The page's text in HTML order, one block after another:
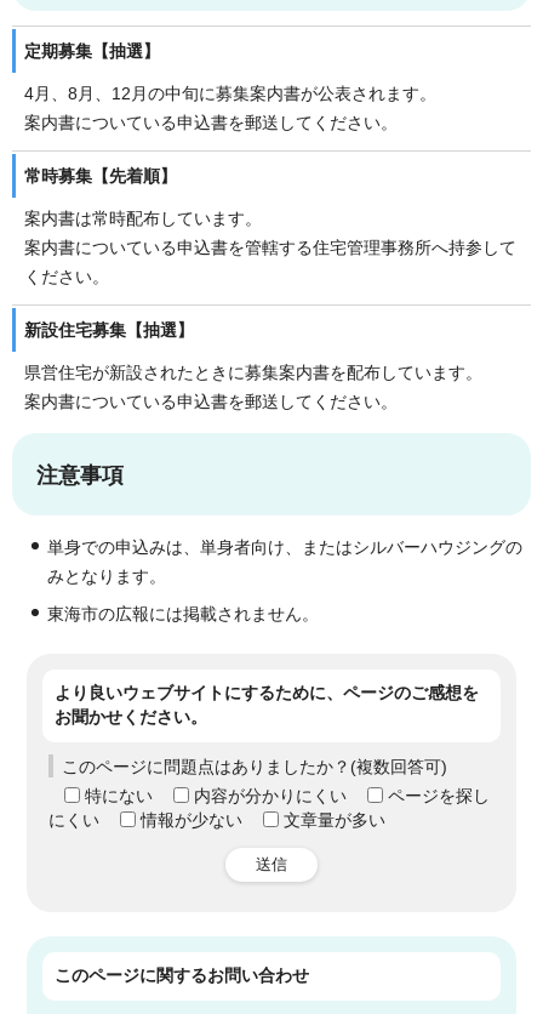
定期募集【抽選】
4月、8月、12月の中旬に募集案内書が公表されます。
案内書についている申込書を郵送してください。
常時募集【先着順】
案内書は常時配布しています。
案内書についている申込書を管轄する住宅管理事務所へ持参して
ください。
新設住宅募集【抽選】
県営住宅が新設されたときに募集案内書を配布しています。
案内書についている申込書を郵送してください。
注意事項
単身での申込みは、単身者向け、またはシルバーハウジングの
みとなります。
東海市の広報には掲載されません。
より良いウェブサイトにするために、ページのご感想を
お聞かせください。
このページに問題点はありましたか？(複数回答可)
特にない
内容が分かりにくい
ページを探し
にくい
情報が少ない 文章量が多い
送信
このページに関するお問い合わせ